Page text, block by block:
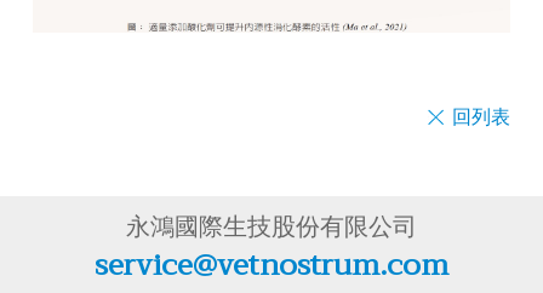
回列表
永鴻國際生技股份有限公司
service@vetnostrum.com